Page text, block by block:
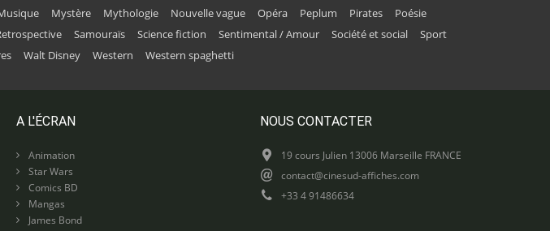
Mystère Mythologie Nouvelle vague Opéra Peplum Pirates
Poésie
Samouraïs Science fiction Sentimental / Amour Société et social
Sport
Walt Disney Western Western spaghetti
A L'ÉCRAN
Animation
Star Wars
Comics BD
Mangas
James Bond
NOUS CONTACTER
19 cours Julien 13006 Marseille FRANCE
contact@cinesud-affiches.com
+33 4 91486634